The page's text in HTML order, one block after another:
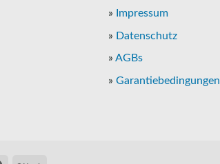
» Impressum
» Datenschutz
» AGBs
» Garantiebedingungen